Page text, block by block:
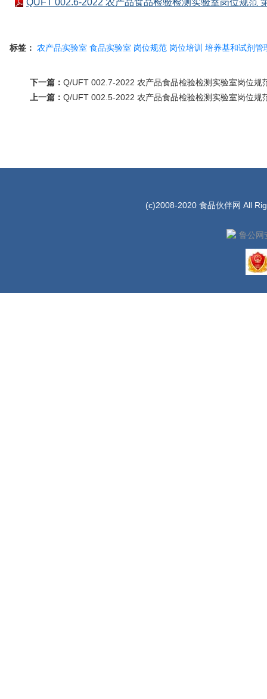
QUFT 002.6-2022 农产品食品检验检测实验室岗位规范
标签： 农产品实验室 食品实验室 岗位规范 岗位培训 培养基和试剂管
下一篇： Q/UFT 002.7-2022 农产品食品检验检测实验室岗位规
上一篇： Q/UFT 002.5-2022 农产品食品检验检测实验室岗位规
(c)2008-2020 食品伙伴网 All
鲁公网